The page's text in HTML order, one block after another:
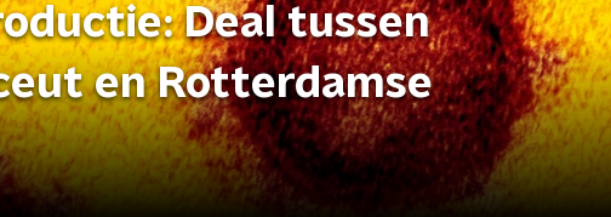
Deal tussen
en Rotterdamse